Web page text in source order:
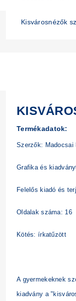
Kisvárosnézők
Termékadatok:
Szerzők:
Grafika és
Felelős kiadó és
Oldalak száma: 16
Kötés: írkatűzött
A gyermekeknek
kiadvány a